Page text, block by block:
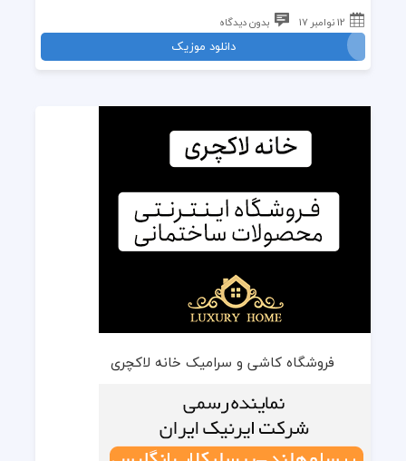
12 نوامبر 17 بدون دیدگاه
دانلود موزیک
فروشگاه کاشی و سرامیک خانه لاکچری